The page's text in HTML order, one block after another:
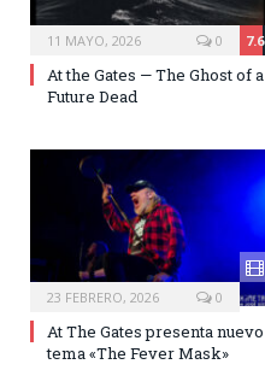
11 MAYO, 2026 7.6
0
At the Gates — The Ghost of a
Future Dead
23 FEBRERO, 2026 0
At The Gates presenta nuevo
tema «The Fever Mask»